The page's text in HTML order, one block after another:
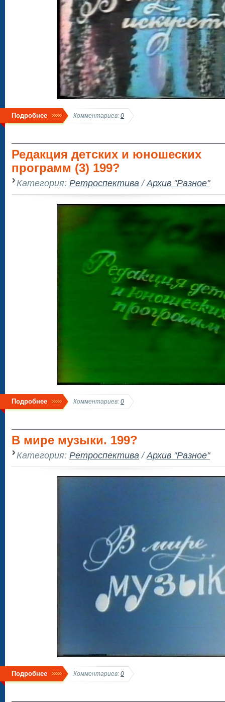
Подробнее Комментариев: 0
Редакция детских и юношеских
программ (3) 199?
Категория: Ретроспектива /Архив "Разное"
Подробнее Комментариев: 0
В мире музыки. 199?
Категория: Ретроспектива /Архив "Разное"
Подробнее Комментариев: 0